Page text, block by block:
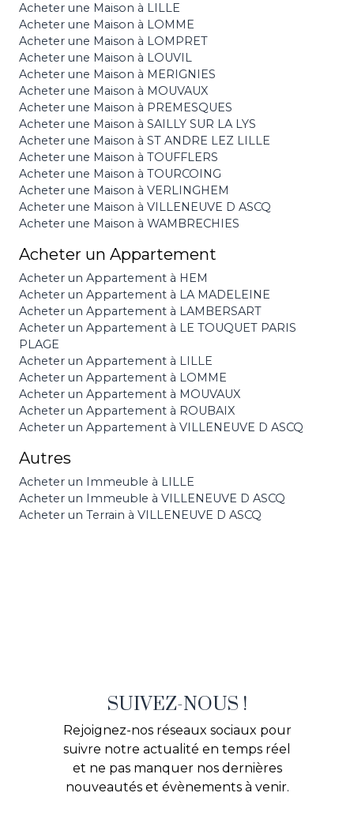
Acheter une Maison à LILLE
Acheter une Maison à LOMME
Acheter une Maison à LOMPRET
Acheter une Maison à LOUVIL
Acheter une Maison à MERIGNIES
Acheter une Maison à MOUVAUX
Acheter une Maison à PREMESQUES
Acheter une Maison à SAILLY SUR LA LYS
Acheter une Maison à ST ANDRE LEZ LILLE
Acheter une Maison à TOUFFLERS
Acheter une Maison à TOURCOING
Acheter une Maison à VERLINGHEM
Acheter une Maison à VILLENEUVE D ASCQ
Acheter une Maison à WAMBRECHIES
Acheter un Appartement
Acheter un Appartement à HEM
Acheter un Appartement à LA MADELEINE
Acheter un Appartement à LAMBERSART
Acheter un Appartement à LE TOUQUET PARIS
PLAGE
Acheter un Appartement à LILLE
Acheter un Appartement à LOMME
Acheter un Appartement à MOUVAUX
Acheter un Appartement à ROUBAIX
Acheter un Appartement à VILLENEUVE D ASCQ
Autres
Acheter un Immeuble à LILLE
Acheter un Immeuble à VILLENEUVE D ASCQ
Acheter un Terrain à VILLENEUVE D ASCQ
SUIVEZ-NOUS !
Rejoignez-nos réseaux sociaux pour
suivre notre actualité en temps réel
et ne pas manquer nos dernières
nouveautés et évènements à venir.